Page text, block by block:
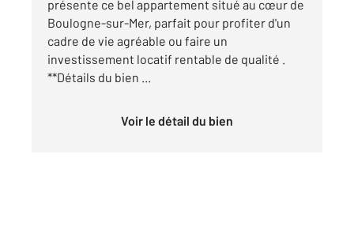
présente ce bel appartement situé au cœur de
Boulogne-sur-Mer, parfait pour profiter d'un
cadre de vie agréable ou faire un
investissement locatif rentable de qualité .
**Détails du bien ...
Voir le détail du bien